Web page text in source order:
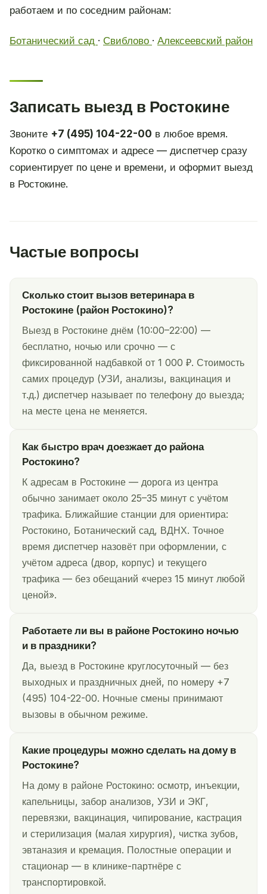
работаем и по соседним районам:
Ботанический сад · Свиблово · Алексеевский район
Записать выезд в Ростокине
Звоните +7 (495) 104-22-00 в любое время.
Коротко о симптомах и адресе — диспетчер сразу
сориентирует по цене и времени, и оформит выезд
в Ростокине.
Частые вопросы
Сколько стоит вызов ветеринара в
Ростокине (район Ростокино)?
Выезд в Ростокине днём (10:00–22:00) —
бесплатно, ночью или срочно — с
фиксированной надбавкой от 1 000 ₽. Стоимость
самих процедур (УЗИ, анализы, вакцинация и
т.д.) диспетчер называет по телефону до выезда;
на месте цена не меняется.
Как быстро врач доезжает до района
Ростокино?
К адресам в Ростокине — дорога из центра
обычно занимает около 25–35 минут с учётом
трафика. Ближайшие станции для ориентира:
Ростокино, Ботанический сад, ВДНХ. Точное
время диспетчер назовёт при оформлении, с
учётом адреса (двор, корпус) и текущего
трафика — без обещаний «через 15 минут любой
ценой».
Работаете ли вы в районе Ростокино ночью
и в праздники?
Да, выезд в Ростокине круглосуточный — без
выходных и праздничных дней, по номеру +7
(495) 104-22-00. Ночные смены принимают
вызовы в обычном режиме.
Какие процедуры можно сделать на дому в
Ростокине?
На дому в районе Ростокино: осмотр, инъекции,
капельницы, забор анализов, УЗИ и ЭКГ,
перевязки, вакцинация, чипирование, кастрация
и стерилизация (малая хирургия), чистка зубов,
эвтаназия и кремация. Полостные операции и
стационар — в клинике-партнёре с
транспортировкой.